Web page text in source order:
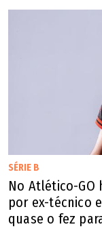
SÉRIE B
No Atlético-GO
por ex-técnico
quase o fez